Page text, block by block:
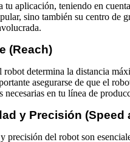
tu aplicación, teniendo en
sino también su centro de
(Reach)
robot determina la distancia
asegurarse de que el
necesarias en tu línea de
y Precisión (Speed
precisión del robot son